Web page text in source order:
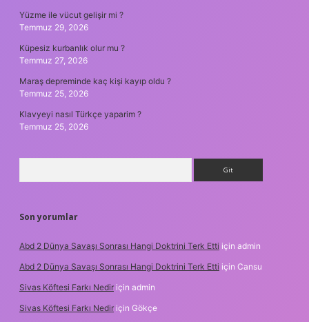
Yüzme ile vücut gelişir mi ?
Temmuz 29, 2026
Küpesiz kurbanlık olur mu ?
Temmuz 27, 2026
Maraş depreminde kaç kişi kayıp oldu ?
Temmuz 25, 2026
Klavyeyi nasıl Türkçe yaparim ?
Temmuz 25, 2026
Son yorumlar
Abd 2 Dünya Savaşı Sonrası Hangi Doktrini Terk Etti için admin
Abd 2 Dünya Savaşı Sonrası Hangi Doktrini Terk Etti için Cansu
Sivas Köftesi Farkı Nedir için admin
Sivas Köftesi Farkı Nedir için Gökçe